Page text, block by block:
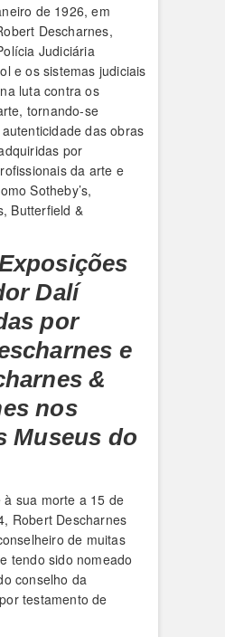
de 1926, em
Descharnes,
Judiciária
e os sistemas judiciais
luta contra os
tornando-se
das obras
por
da arte e
Sotheby’s,
Butterfield &
Dalí
por
e
&
nos
Museus do
à sua morte a 15 de
Robert Descharnes
de muitas
tendo sido nomeado
conselho da
testamento de